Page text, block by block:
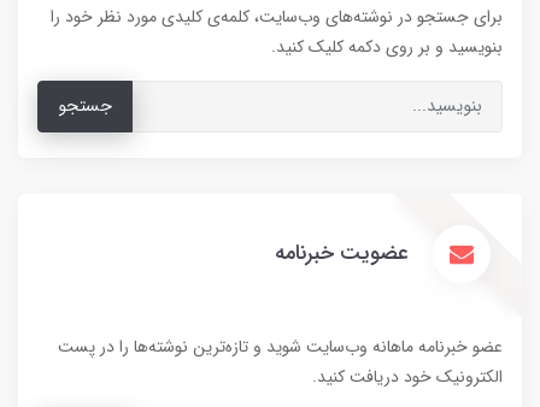
برای جستجو در نوشته‌های وب‌سایت، کلمه‌ی کلیدی مورد نظر خود را
بنویسید و بر روی دکمه کلیک کنید.
جستجو
عضویت خبرنامه
عضو خبرنامه ماهانه وب‌سایت شوید و تازه‌ترین نوشته‌ها را در پست
الکترونیک خود دریافت کنید.